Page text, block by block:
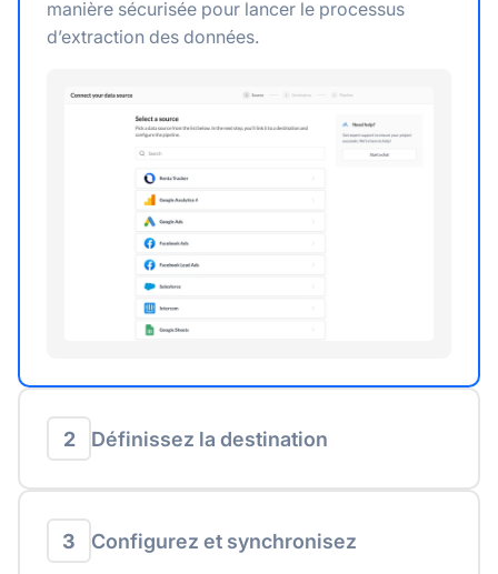
manière sécurisée pour lancer le processus
d’extraction des données.
2 Définissez la destination
3 Configurez et synchronisez